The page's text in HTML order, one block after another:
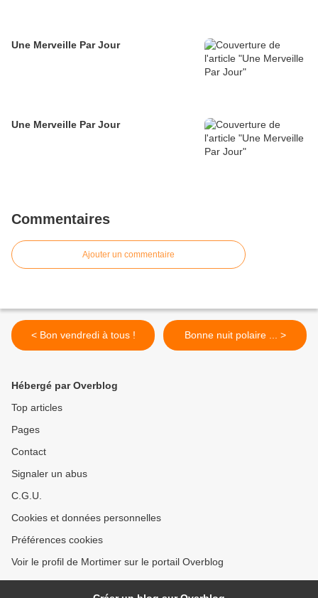
Une Merveille Par Jour
Une Merveille Par Jour
Commentaires
Ajouter un commentaire
< Bon vendredi à tous ! Bonne nuit polaire ... >
Hébergé par Overblog
Top articles
Pages
Contact
Signaler un abus
C.G.U.
Cookies et données personnelles
Préférences cookies
Voir le profil de Mortimer sur le portail Overblog